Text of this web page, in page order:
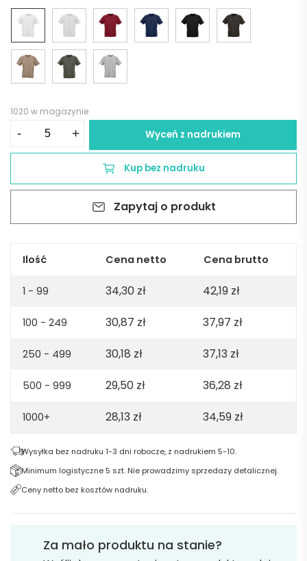
1020 w magazynie
-
jersey
shirt.
org.
140gsm
White
+ Wyceń z nadrukiem
Kup bez nadruku
Zapytaj o produkt
Ilość Cena netto Cena brutto
1 - 99 34,30 zł 42,19 zł
100 - 249 30,87 zł 37,97 zł
250 - 499 30,18 zł 37,13 zł
500 - 999 29,50 zł 36,28 zł
1000+ 28,13 zł 34,59 zł
Wysyłka bez nadruku 1-3 dni robocze, z nadrukiem 5-10.
Minimum logistyczne 5 szt. Nie prowadzimy sprzedaży detalicznej.
Ceny netto bez kosztów nadruku.
Za mało produktu na stanie?